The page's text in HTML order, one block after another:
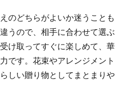
のどちらがよいか迷うことも
うので、相手に合わせて選ぶ
け取ってすぐに楽しめて、華
です。花束やアレンジメント
しい贈り物としてまとまりや